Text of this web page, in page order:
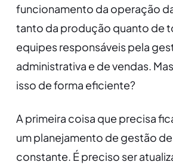
funcionamento da operação
tanto da produção quanto de
equipes responsáveis pela
administrativa e de vendas.
isso de forma eficiente?
A primeira coisa que precisa
um planejamento de gestão
constante. É preciso ser